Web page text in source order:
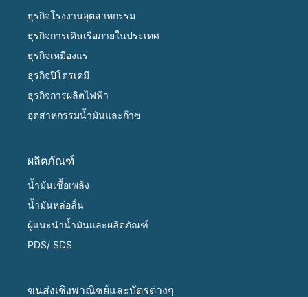
ธุรกิจโรงงานอุตสาหกรรม
ธุรกิจการเดินเรือภายในประเทศ
ธุรกิจเหมืองแร่
ธุรกิจปิโตรเคมี
ธุรกิจการผลิตไฟฟ้า
อุตสาหกรรมน้ำมันและก๊าซ
ผลิตภัณฑ์
น้ำมันเชื้อเพลิง
น้ำมันหล่อลื่น
ผู้แนะนำน้ำมันและผลิตภัณฑ์
PDS/ SDS
ขนส่งเชิงพาณิชย์และบัตรต่างๆ